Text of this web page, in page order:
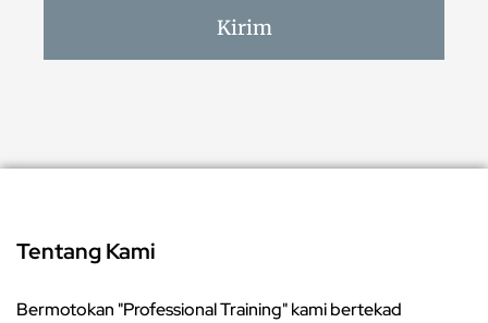
Kirim
Tentang Kami
Bermotokan "Professional Training" kami bertekad